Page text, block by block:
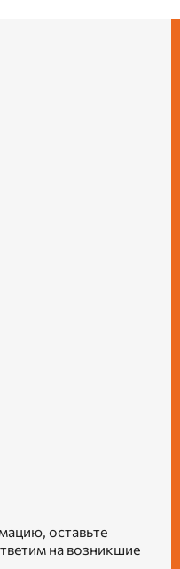
оставьте
на возникшие